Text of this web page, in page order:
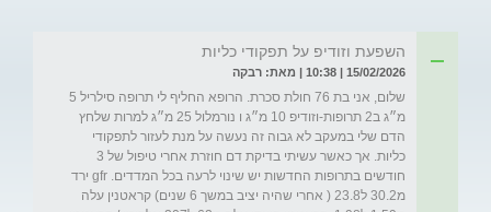
השפעת וזודיפ על תפקודי כליות
15/02/2026 | 10:38 | מאת: רבקה
מ״ג ב2 תרופות-וזודיפ 10 מ״ג ו נורמלול 25 מ״ג למרות שלחץ
הדם שלי במעקב לא גבוה זה נעשה על מנת לעזור לתפקודי
חודשים בתרופות החדשות יש שינוי לרעה בכל המדדים. gfr ירד
מ30.2 ל23.8 ( אחרי שהיה יציב במשך 6 שנים) קראטנין עלה